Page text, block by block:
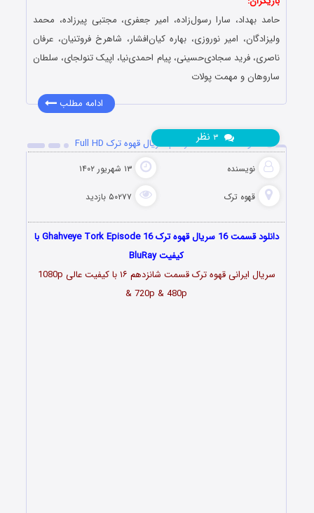
حامد بهداد، سارا رسول‌زاده، امیر جعفری، مجتبی پیرزاده، محمد
ولیزادگان، امیر نوروزی، بهاره کیان‌افشار، شاهرخ فروتنیان، عرفان
ناصری، فرید سجادی‌حسینی، پیام احمدی‌نیا، اپیک تنولجای، سلطان
ساروهان و مهمت پولات
ادامه مطلب
دانلود قسمت 16 شانزدهم سریال قهوه ترک Full HD
نویسنده ۱۳ شهریور ۱۴۰۲
قهوه ترک ۵۰۲۷۷ بازدید
نظر
دانلود قسمت 16 سریال قهوه ترک Ghahveye Tork Episode 16 با
کیفیت BluRay
سریال ایرانی قهوه ترک قسمت شانزدهم ۱۶ با کیفیت عالی 1080p
& 720p & 480p